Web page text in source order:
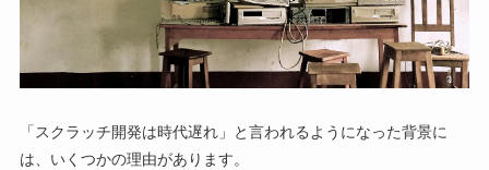
「スクラッチ開発は時代遅れ」と言われるようになった背景に
は、いくつかの理由があります。